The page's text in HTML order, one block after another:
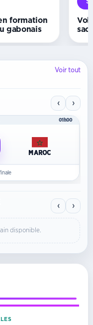
formation
gabonais
Voir tout
‹ ›
01h00
MAROC
‹ ›
disponible.